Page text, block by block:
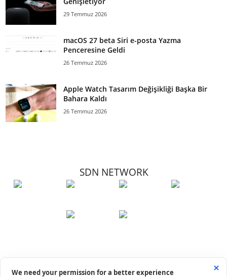
29 Temmuz 2026
macOS 27 beta Siri e-posta Yazma
Penceresine Geldi
26 Temmuz 2026
Apple Watch Tasarım Değişikliği Başka Bir
Bahara Kaldı
26 Temmuz 2026
SDN NETWORK